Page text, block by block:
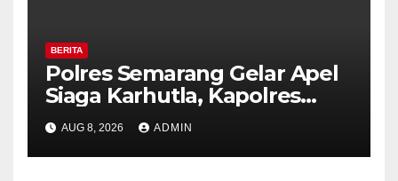
BERITA
Polres Semarang Gelar Apel
Siaga Karhutla, Kapolres
Tekankan Sinergi dan
Kesiapsiagaan Hadapi Musim
Kemarau.
AUG 8, 2026 ADMIN